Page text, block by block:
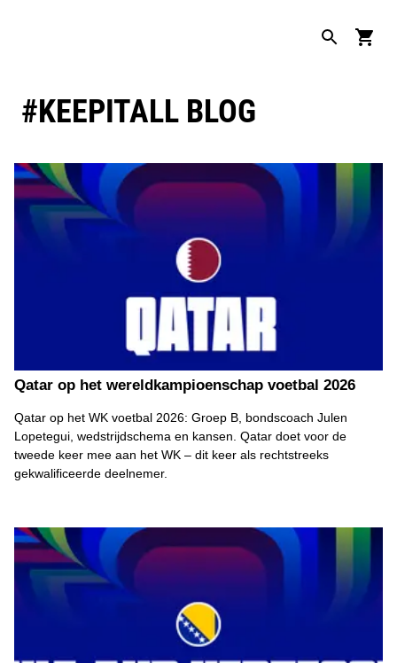
#KEEPITALL BLOG
Qatar op het wereldkampioenschap voetbal 2026
Qatar op het WK voetbal 2026: Groep B, bondscoach Julen
Lopetegui, wedstrijdschema en kansen. Qatar doet voor de
tweede keer mee aan het WK – dit keer als rechtstreeks
gekwalificeerde deelnemer.